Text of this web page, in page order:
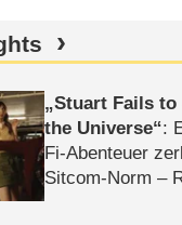
Stuart Fails to
the Universe :
Fi-Abenteuer
Sitcom-Norm –